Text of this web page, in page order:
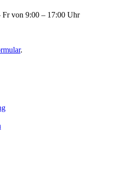
Fr von 9:00 – 17:00 Uhr
.